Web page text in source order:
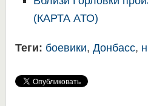
(КАРТА АТО)
Теги: боевики, Донбасс,